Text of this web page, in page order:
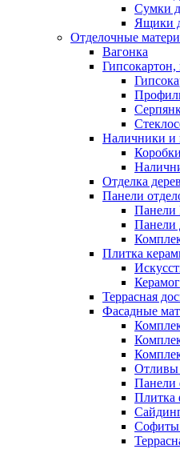
Сумки
Ящики
Отделочные
Вагонка
Наличники и
Отделка
Панели
Панели
Плитка
Террасная
Фасадные
Отливы
Панели
Плитка
Софиты